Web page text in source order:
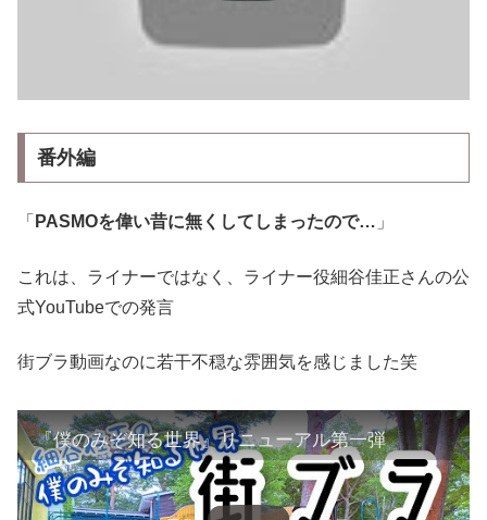
番外編
「 PASMOを偉い昔に無くしてしまったので… 」
これは、ライナーではなく、ライナー役細谷佳正さんの公
式YouTubeでの発言
街ブラ動画なのに若干不穏な雰囲気を感じました笑
『僕のみぞ知る世界』リニューアル第一弾